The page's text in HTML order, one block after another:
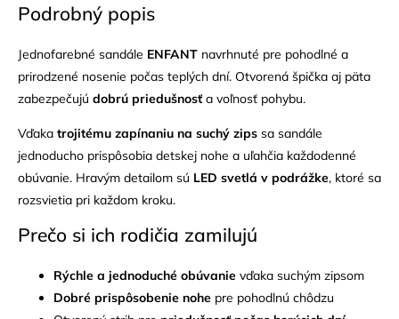
Podrobný popis
Jednofarebné sandále ENFANT navrhnuté pre pohodlné a
prirodzené nosenie počas teplých dní. Otvorená špička aj päta
zabezpečujú dobrú priedušnosť a voľnosť pohybu.
Vďaka trojitému zapínaniu na suchý zips sa sandále
jednoducho prispôsobia detskej nohe a uľahčia každodenné
obúvanie. Hravým detailom sú LED svetlá v podrážke, ktoré sa
rozsvietia pri každom kroku.
Prečo si ich rodičia zamilujú
Rýchle a jednoduché obúvanie vďaka suchým zipsom
Dobré prispôsobenie nohe pre pohodlnú chôdzu